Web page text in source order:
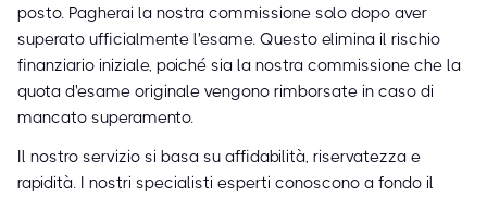
posto. Pagherai la nostra commissione solo dopo aver
superato ufficialmente l'esame. Questo elimina il rischio
finanziario iniziale, poiché sia la nostra commissione che la
quota d'esame originale vengono rimborsate in caso di
mancato superamento.
Il nostro servizio si basa su affidabilità, riservatezza e
rapidità. I nostri specialisti esperti conoscono a fondo il